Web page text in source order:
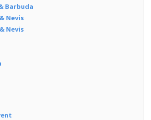
Barbuda
Nevis
Nevis